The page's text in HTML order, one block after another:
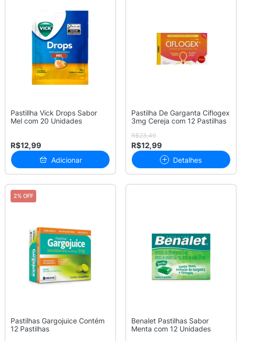
Pastillha Vick Drops Sabor
Mel com 20 Unidades
R$12,99
Adicionar
Pastilha De Garganta Ciflogex
3mg Cereja com 12 Pastilhas
R$23,49
R$12,99
Detalhes
2% OFF
Pastilhas Gargojuice Contém
12 Pastilhas
Benalet Pastilhas Sabor
Menta com 12 Unidades